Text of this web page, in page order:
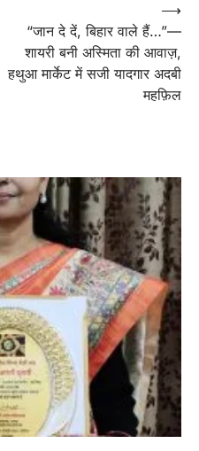
“जान दे दें, बिहार वाले हैं…”—
शायरी बनी अस्मिता की आवाज़,
हथुआ मार्केट में सजी यादगार अदबी
महफ़िल
⟶